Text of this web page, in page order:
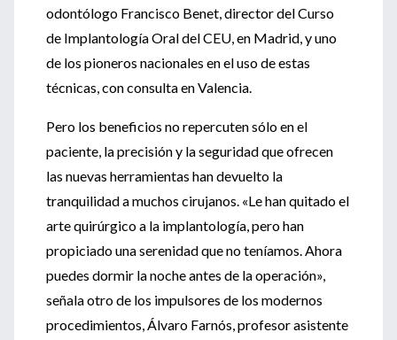
odontólogo Francisco Benet, director del Curso
de Implantología Oral del CEU, en Madrid, y uno
de los pioneros nacionales en el uso de estas
técnicas, con consulta en Valencia.
Pero los beneficios no repercuten sólo en el
paciente, la precisión y la seguridad que ofrecen
las nuevas herramientas han devuelto la
tranquilidad a muchos cirujanos. «Le han quitado el
arte quirúrgico a la implantología, pero han
propiciado una serenidad que no teníamos. Ahora
puedes dormir la noche antes de la operación»,
señala otro de los impulsores de los modernos
procedimientos, Álvaro Farnós, profesor asistente